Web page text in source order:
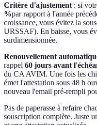
Critère d'ajustement : si
%par rapport à l'année
croissance, vous évitez la
URSSAF). En baisse, vous
surdimensionnée.
Renouvellement
rappel 60 jours avant
du CA AVIM. Une fois les
émet l'attestation sous 48 h
nouveau l'email pré-rempli
Pas de paperasse à refaire
souscription complète. Juste